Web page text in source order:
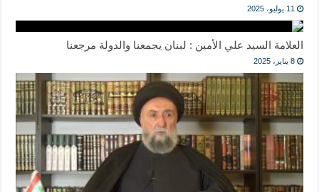
11 يوليو، 2025
العلامة السيد علي الأمين : لبنان يجمعنا والدولة مرجعنا
8 يناير، 2025